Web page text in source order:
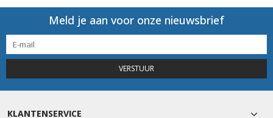
Meld je aan voor onze nieuwsbrief
VERSTUUR
KLANTENSERVICE